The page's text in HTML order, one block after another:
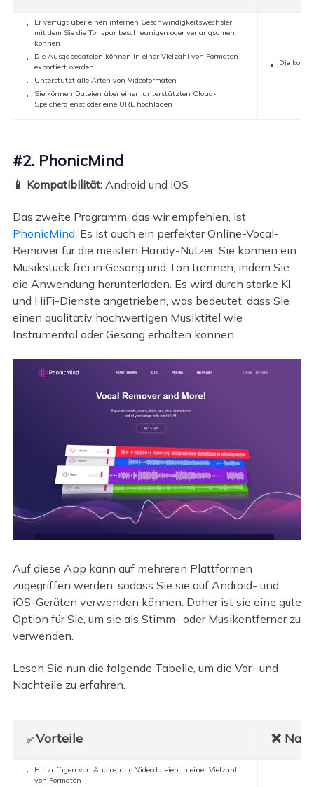
Er verfügt über einen internen Geschwindigkeitswechsler,
mit dem Sie die Tonspur beschleunigen oder verlangsamen
können
Die Ausgabedateien können in einer Vielzahl von Formaten
exportiert werden.
Unterstützt alle Arten von Videoformaten
Sie können Dateien über einen unterstützten Cloud-
Speicherdienst oder eine URL hochladen
Die
#2. PhonicMind
📱 Kompatibilität:Android und iOS
Das zweite Programm, das wir empfehlen, ist
PhonicMind. Es ist auch ein perfekter Online-Vocal-
Remover für die meisten Handy-Nutzer. Sie können ein
Musikstück frei in Gesang und Ton trennen, indem Sie
die Anwendung herunterladen. Es wird durch starke KI
und HiFi-Dienste angetrieben, was bedeutet, dass Sie
einen qualitativ hochwertigen Musiktitel wie
Instrumental oder Gesang erhalten können.
Auf diese App kann auf mehreren Plattformen
zugegriffen werden, sodass Sie sie auf Android- und
iOS-Geräten verwenden können. Daher ist sie eine gute
Option für Sie, um sie als Stimm- oder Musikentferner zu
verwenden.
Lesen Sie nun die folgende Tabelle, um die Vor- und
Nachteile zu erfahren.
✅Vorteile ❌
Hinzufügen von Audio- und Videodateien in einer Vielzahl
von Formaten